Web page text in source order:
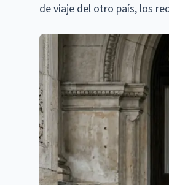
de viaje del otro país, los